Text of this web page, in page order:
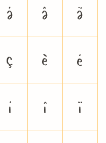
á â
ã
ç è
é
í î
ï